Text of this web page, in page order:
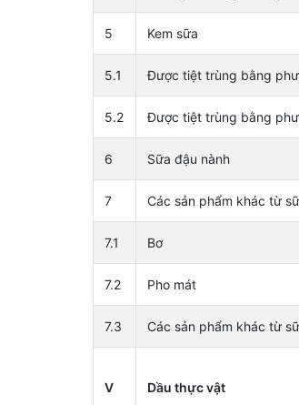
5 Kem sữa
5.1 Được tiệt trùng bằng
5.2 Được tiệt trùng bằng
6 Sữa đậu nành
7 Các sản phẩm khác từ
7.1 Bơ
7.2 Pho mát
7.3 Các sản phẩm khác từ
V Dầu thực vật